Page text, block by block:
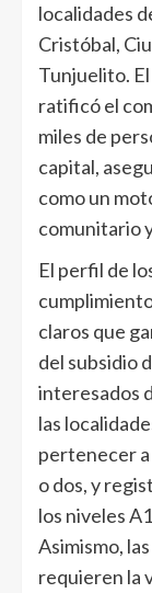
localidades
Cristóbal,
Tunjuelito.
ratificó el
miles de
capital,
como un
comunitario
El perfil de
claros que
del subsidio
interesados
las
pertenecer
o dos, y
los niveles
Asimismo,
requieren la